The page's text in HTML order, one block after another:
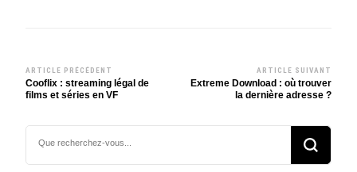
Navigation
d’article
ARTICLE PRÉCÉDENT
Cooflix : streaming légal de
films et séries en VF
ARTICLE SUIVANT
Extreme Download : où trouver
la dernière adresse ?
recherchiez